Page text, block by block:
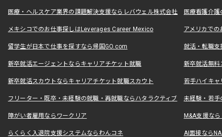
医療・ヘルスケア業界の課題解決支援ならレバウェル株式会社 医療看護介
メキシコでのお仕事探しはLeverages Career Mexico アメリカで
留学生が日本で仕事を探すなら帰国GO.com 就活・転職
新卒就活エージェントならキャリアチケット就職 新卒就活無料
新卒就活スカウトならキャリアチケット就職スカウト 若手ハイキ
フリーター・既卒・未経験の就職・再就職ならハタラクティブ 未経験・若手
障がい者雇用ならワークリア M&A支援な
らくらく入退院支援システムならわんコネ AI面接なら